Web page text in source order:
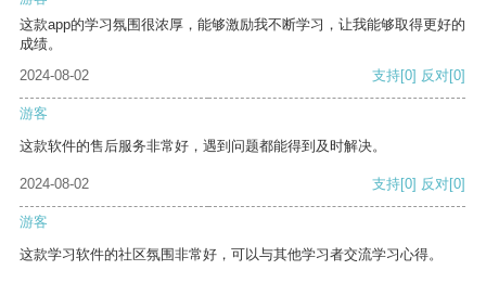
这款app的学习氛围很浓厚，能够激励我不断学习，让我能够取得更好的
成绩。
2024-08-02
支持[0] 反对[0]
游客
这款软件的售后服务非常好，遇到问题都能得到及时解决。
2024-08-02 支持[0] 反对[0]
游客
这款学习软件的社区氛围非常好，可以与其他学习者交流学习心得。